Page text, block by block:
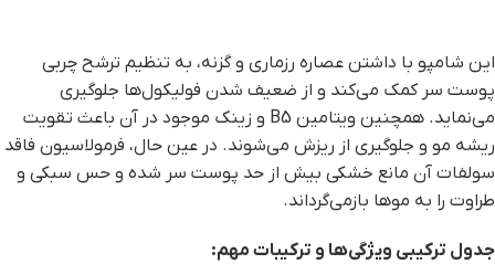
این شامپو با داشتن عصاره رزماری و گزنه، به تنظیم ترشح چربی
پوست سر کمک می‌کند و از ضعیف شدن فولیکول‌ها جلوگیری
می‌نماید. همچنین ویتامین B5 و زینک موجود در آن باعث تقویت
ریشه مو و جلوگیری از ریزش می‌شوند. در عین حال، فرمولاسیون فاقد
سولفات آن مانع خشکی بیش از حد پوست سر شده و حس سبکی و
طراوت را به موها بازمی‌گرداند.
جدول ترکیبی ویژگی‌ها و ترکیبات مهم: